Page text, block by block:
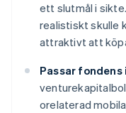
ett slutmål i
realistiskt skulle
attraktivt att
Passar
orelaterad